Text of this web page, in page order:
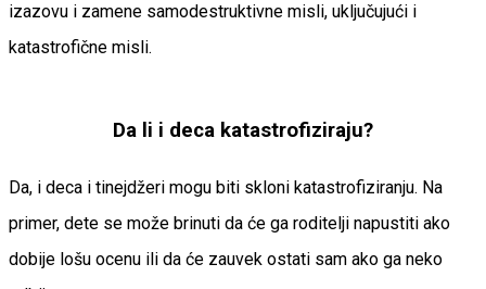
izazovu i zamene samodestruktivne misli, uključujući i
katastrofične misli.
Da li i deca katastrofiziraju?
Da, i deca i tinejdžeri mogu biti skloni katastrofiziranju. Na
primer, dete se može brinuti da će ga roditelji napustiti ako
dobije lošu ocenu ili da će zauvek ostati sam ako ga neko